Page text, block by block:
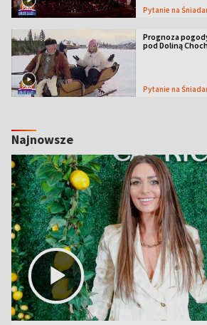
Pytanie na
Prognoza
pod Doliną
Pytanie na
Najnowsze